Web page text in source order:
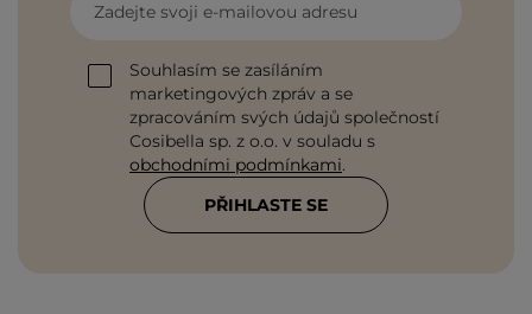
Zadejte svoji e-mailovou adresu
Souhlasím se zasíláním
marketingových zpráv a se
zpracováním svých údajů společností
Cosibella sp. z o.o. v souladu s
obchodními podmínkami.
PŘIHLASTE SE